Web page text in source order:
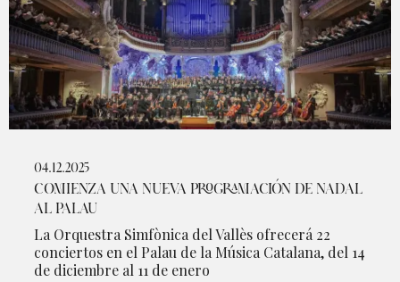
04.12.2025
COMIENZA UNA NUEVA PROGRAMACIÓN DE NADAL
AL PALAU
La Orquestra Simfònica del Vallès ofrecerá 22
conciertos en el Palau de la Música Catalana, del 14
de diciembre al 11 de enero